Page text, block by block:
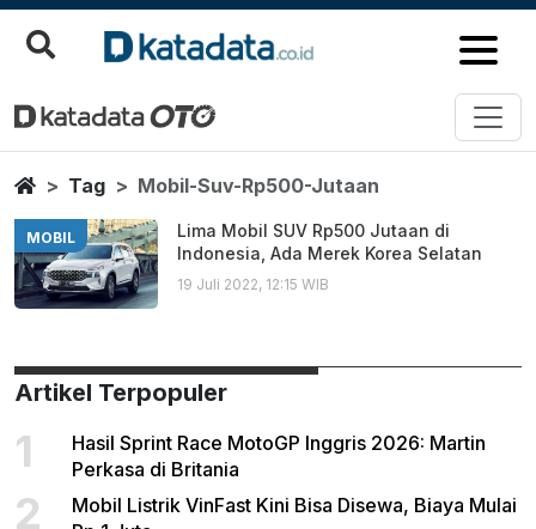
Mobil Suv Rp500 Jutaan
Berita Terbaru
HomeTag Mobil-Suv-Rp500-Jutaan
MOBIL
Lima Mobil SUV Rp500 Jutaan di
Indonesia, Ada Merek Korea Selatan
19 Juli 2022, 12:15 WIB
Artikel Terpopuler
1
Hasil Sprint Race MotoGP Inggris 2026: Martin
Perkasa di Britania
2
Mobil Listrik VinFast Kini Bisa Disewa, Biaya Mulai